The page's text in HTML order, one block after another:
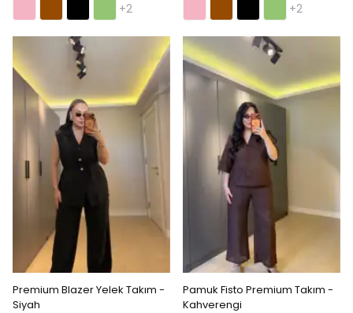
+2 +2
Premium Blazer Yelek Takım -
Siyah
Pamuk Fisto Premium Takım -
Kahverengi